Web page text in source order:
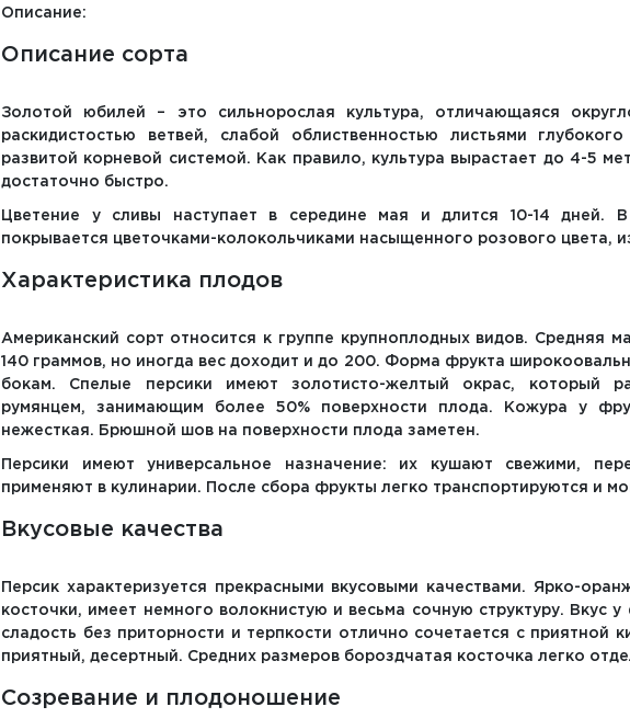
Описание:
Описание сорта
Золотой юбилей – это сильнорослая культура, отличающаяся
раскидистостью ветвей, слабой облиственностью листьями
развитой корневой системой. Как правило, культура вырастает до 4-5
достаточно быстро.
Цветение у сливы наступает в середине мая и длится 10-14 дней.
покрывается цветочками-колокольчиками насыщенного розового цвета,
Характеристика плодов
Американский сорт относится к группе крупноплодных видов. Средняя
140 граммов, но иногда вес доходит и до 200. Форма фрукта
бокам. Спелые персики имеют золотисто-желтый окрас, который
румянцем, занимающим более 50% поверхности плода. Кожура у
нежесткая. Брюшной шов на поверхности плода заметен.
Персики имеют универсальное назначение: их кушают свежими,
применяют в кулинарии. После сбора фрукты легко транспортируются и
Вкусовые качества
Персик характеризуется прекрасными вкусовыми качествами. Ярко-
косточки, имеет немного волокнистую и весьма сочную структуру. Вкус
сладость без приторности и терпкости отлично сочетается с приятной
приятный, десертный. Средних размеров бороздчатая косточка легко
Созревание и плодоношение